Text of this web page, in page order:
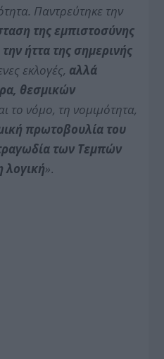
Παντρεύτηκε την
της εμπιστοσύνης
ήττα της σημερινής
εκλογές, αλλά
θεσμικών
το νόμο, τη νομιμότητα,
πρωτοβουλία του
των Τεμπών
λογική».